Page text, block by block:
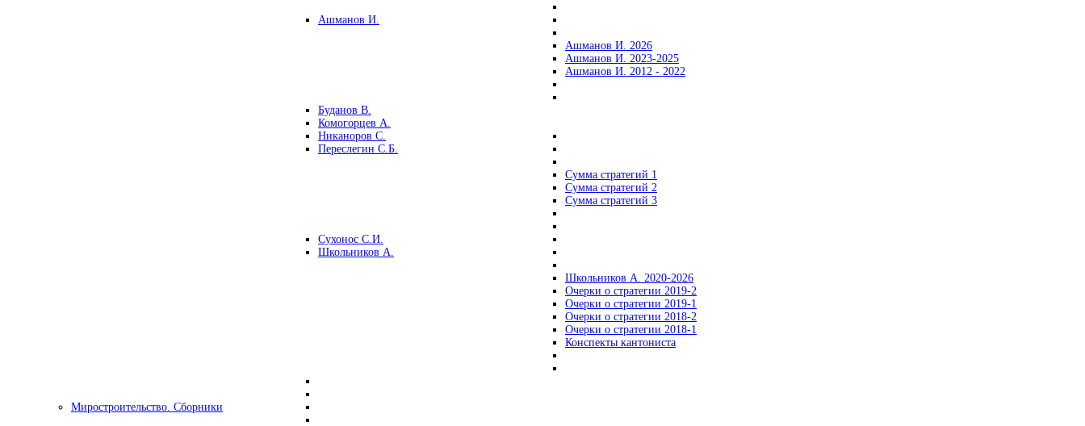
Ашманов И.
Ашманов И. 2026
Ашманов И. 2023-2025
Ашманов И. 2012 - 2022
Буданов В.
Комогорцев А.
Никаноров С.
Переслегин С.Б.
Сумма стратегий 1
Сумма стратегий 2
Сумма стратегий 3
Сухонос С.И.
Школьников А.
Школьников А. 2020-2026
Очерки о стратегии 2019-2
Очерки о стратегии 2019-1
Очерки о стратегии 2018-2
Очерки о стратегии 2018-1
Конспекты кантониста
Миростроительство. Сборники